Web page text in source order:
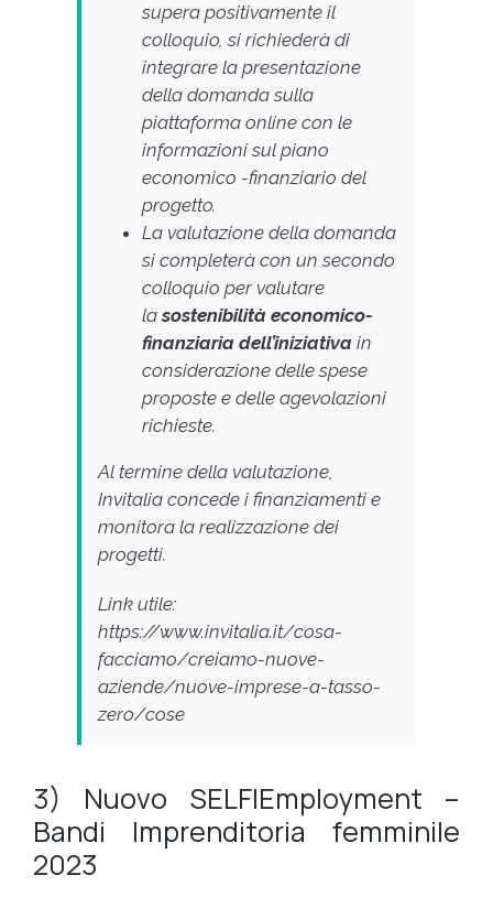
supera positivamente il
colloquio, si richiederà di
integrare la presentazione
della domanda sulla
piattaforma online con le
informazioni sul piano
economico -finanziario del
progetto.
La valutazione della domanda
si completerà con un secondo
colloquio per valutare
lasostenibilità economico-
finanziaria dell’iniziativa in
considerazione delle spese
proposte e delle agevolazioni
richieste.
Al termine della valutazione,
Invitalia concede i finanziamenti e
monitora la realizzazione dei
progetti.
Link utile:
https://www.invitalia.it/cosa-
facciamo/creiamo-nuove-
aziende/nuove-imprese-a-tasso-
zero/cose
3) Nuovo SELFIEmployment –
Bandi Imprenditoria femminile
2023